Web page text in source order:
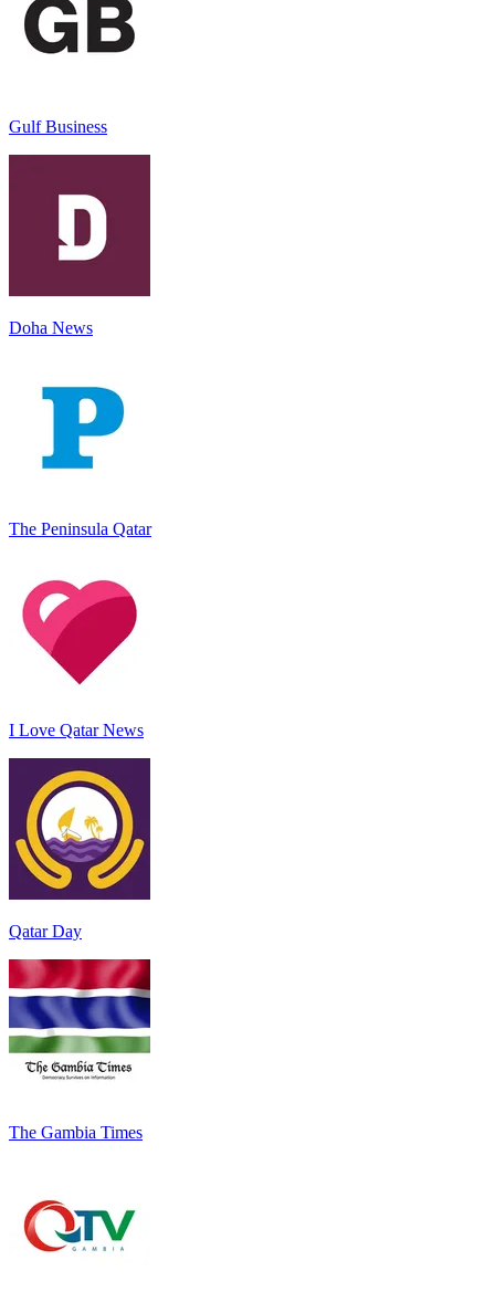
Gulf Business
Doha News
The Peninsula Qatar
I Love Qatar News
Qatar Day
The Gambia Times